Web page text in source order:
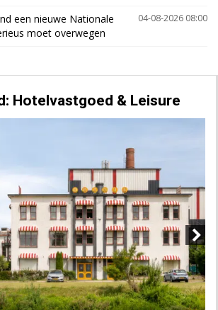
04-08-2026 08:00
een nieuwe Nationale
moet overwegen
Hotelvastgoed & Leisure
Next